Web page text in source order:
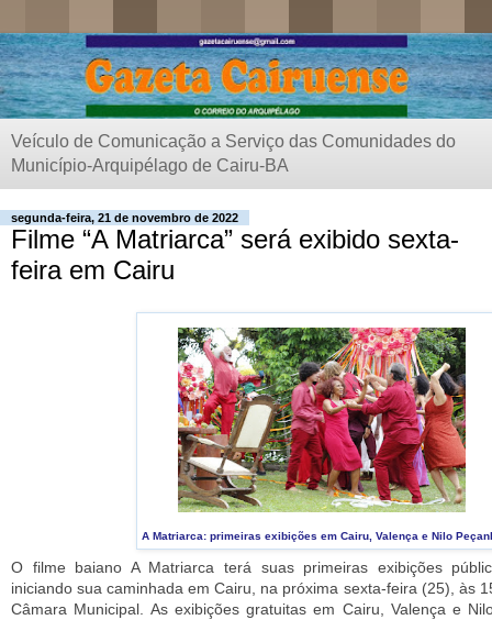
Veículo de Comunicação a Serviço das Comunidades do
Município-Arquipélago de Cairu-BA
segunda-feira, 21 de novembro de 2022
Filme “A Matriarca” será exibido sexta-
feira em Cairu
A Matriarca: primeiras exibições em Cairu, Valença e Nilo
O filme baiano A Matriarca terá suas primeiras exibições
iniciando sua caminhada em Cairu, na próxima sexta-feira (25), às
Câmara Municipal. As exibições gratuitas em Cairu, Valença e